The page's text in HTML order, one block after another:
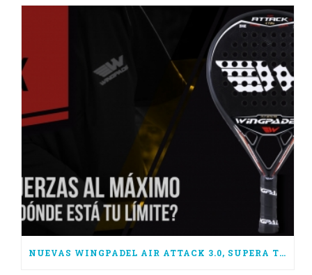
NUEVAS WINGPADEL AIR ATTACK 3.0, SUPERA TUS LÍMITES